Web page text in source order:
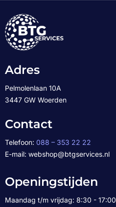
Adres
Pelmolenlaan 10A
3447 GW Woerden
Contact
Telefoon: 088 – 353 22 22
E-mail: webshop@btgservices.nl
Openingstijden
Maandag t/m vrijdag: 8:30 - 17:00